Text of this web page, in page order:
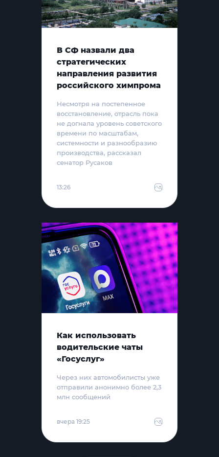
В СФ назвали два
стратегических
направления развития
российского химпрома
Несмотря на постепенное
восстановление, отрасль пока
не догнала уровень советского
времени по масштабам,
системности и разнообразию
производства, рассказал
сенатор Русаков
13:26
Как использовать
водительские чаты
«Госуслуг»
Через них автомобилисты уже
отправили анонимно более 2,3
млн сообщений
вчера 19:25